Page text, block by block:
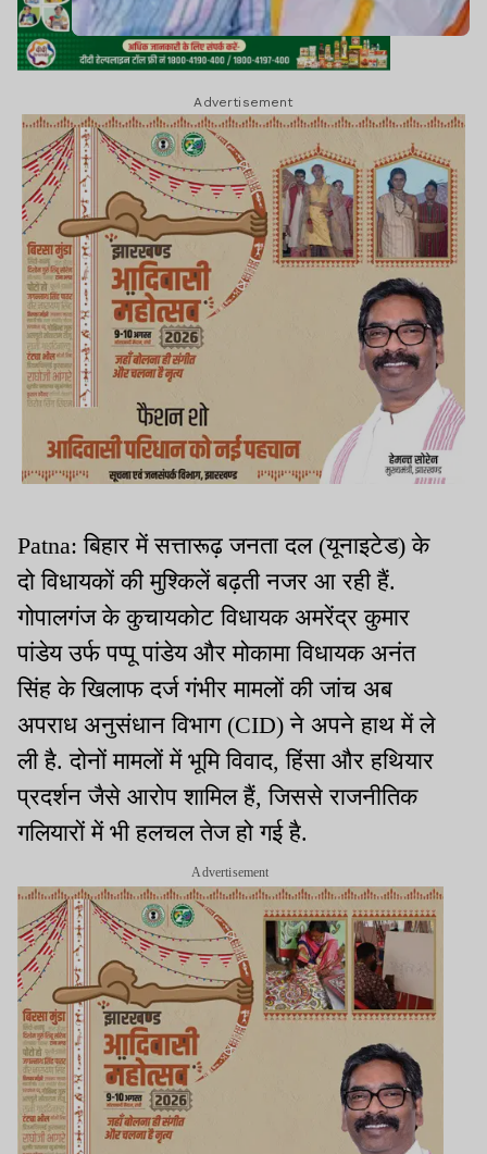
Advertisement
Patna: बिहार में सत्तारूढ़ जनता दल (यूनाइटेड) के
दो विधायकों की मुश्किलें बढ़ती नजर आ रही हैं.
गोपालगंज के कुचायकोट विधायक अमरेंद्र कुमार
पांडेय उर्फ पप्पू पांडेय और मोकामा विधायक अनंत
सिंह के खिलाफ दर्ज गंभीर मामलों की जांच अब
अपराध अनुसंधान विभाग (CID) ने अपने हाथ में ले
ली है. दोनों मामलों में भूमि विवाद, हिंसा और हथियार
प्रदर्शन जैसे आरोप शामिल हैं, जिससे राजनीतिक
गलियारों में भी हलचल तेज हो गई है.
Advertisement